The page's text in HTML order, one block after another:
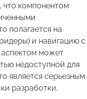
что компонентом
полагается на
и навигацию с
может
недоступной для
является серьезным
разработки.